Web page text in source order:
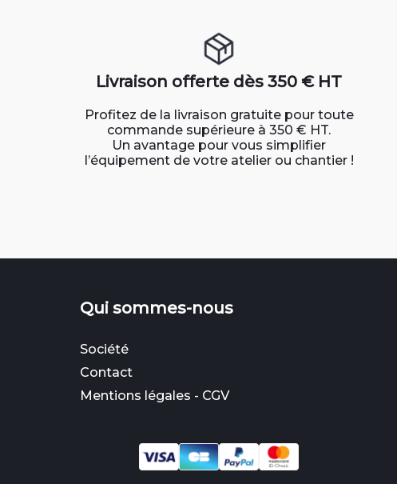
Livraison offerte dès 350 € HT
Profitez de la livraison gratuite pour toute
commande supérieure à 350 € HT.
Un avantage pour vous simplifier
l’équipement de votre atelier ou chantier !
Qui sommes-nous
Société
Contact
Mentions légales - CGV